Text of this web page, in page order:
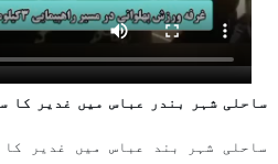
ساحلی شہر بندر عباس میں غدیر کا
ساحلی شہر بند عباس میں غدیر